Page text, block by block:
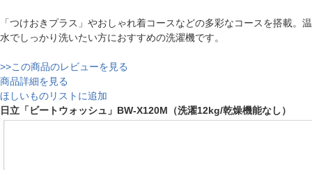
「つけおきプラス」やおしゃれ着コースなどの多彩なコースを搭載。温
水でしっかり洗いたい方におすすめの洗濯機です。
>>この商品のレビューを見る
商品詳細を見る
ほしいものリストに追加
日立「ビートウォッシュ」BW-X120M（洗濯12kg/乾燥機能なし）